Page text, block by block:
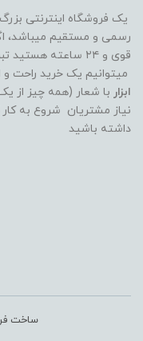
یک فروشگاه اینترنتی
رسمی و مستقیم میباشد،
قوی و ۲۴ ساعته
میتوانیم یک خرید راحت و
ابزار با شعار (همه چیز از
نیاز مشتریان شروع به کار
داشته باشید
ساخت